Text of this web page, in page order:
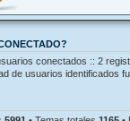
conectados :: 2
de usuarios identificados